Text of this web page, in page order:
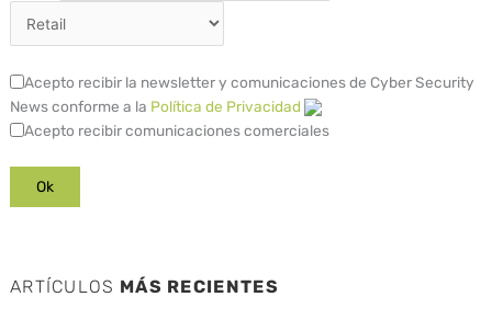
Acepto recibir la newsletter y comunicaciones de Cyber Security
News conforme a la Política de Privacidad
Acepto recibir comunicaciones comerciales
ARTÍCULOS MÁS RECIENTES